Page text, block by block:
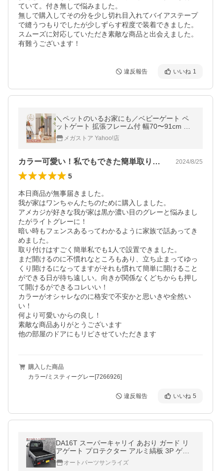
ていて。付き無しで悩みました。
無しで購入してその分を少し切れ目入れてバイアステープ
で縫うつもりでしたが少しずらす程度で装着できました。
スムーズに対応していただき素敵な商品と出会えました。
有難うございます！
違反報告 いいね 1
＼ペットのいるお家にも／ベビーゲート ペ
ットゲート 拡張フレーム付 幅70〜91cm 突
っ張り式 柵 室内 赤ちゃん ペット 犬 リビン
グ キッチン 安全対策
メガストア Yahoo!店
カラー可愛い！私でもできた簡単取り付け 2024/8/25
5
本日商品が無事届きました。
我が家はワンちゃんたちのために購入しました。
アメカジが好きな我が家は黒か濃い目のグレーと悩みまし
たがライトグレーに！
暗い時もフェンスあるってわかるように家族で話あってき
めました。
取り付けはすごく簡単私でも1人で設置できました。
まだ開けるのに不慣れなところもあり、立ち止まってゆっ
くり開けるになってますがそれも慣れて簡単に開けること
ができる日が待ち遠しい。向きが関係なくどちからも押し
て開けるができるコレいい！
カラーがオシャレなのに格安で不安かと思いきや全然い
い！
何より可愛いからの良し！
素敵な商品ありがとうございます
購入した商品
カラー/ミスティーグレー[7266926]
違反報告 いいね 5
DA16T スーパーキャリイ あおり ガード リ
アゲート プロテクター アルミ縞板 3P ゲー
ト カバー アオリ プロテクター 笠木 キャリ
ー オートパーツサンライズ